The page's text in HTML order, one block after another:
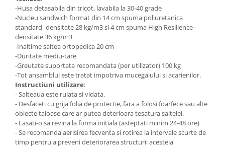
-Husa detasabila din tricot, lavabila la 30-40 grade
-Nucleu sandwich format din 14 cm spuma poliuretanica
standard -densitate 28 kg/m3 si 4 cm spuma High Resilience -
densitate 36 kg/m3
-Inaltime saltea ortopedica 20 cm
-Duritate mediu-tare
-Greutate suportata recomandata (per utilizator) 100 kg
-Tot ansamblul este tratat impotriva mucegaiului si acarienilor.
Instructiuni utilizare:
- Salteaua este rulata si vidata.
- Desfaceti cu grija folia de protectie, fara a folosi foarfece sau alte
obiecte taioase care ar putea deterioara tesatura saltelei.
- Lasati-o sa revina la forma initiala (asteptati minim 24-48 ore)
- Se recomanda aerisirea fecventa si rotirea la intervale scurte de
timp pentru a preveni deteriorarea structurii acesteia